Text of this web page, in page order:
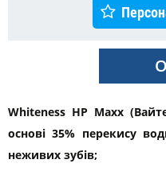
Whiteness HP Maxx
основі 35% перекису
неживих зубів;